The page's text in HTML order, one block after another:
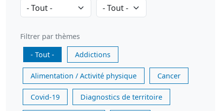
Filtrer par thèmes
- Tout -
Addictions
Alimentation / Activité physique Cancer
Covid-19 Diagnostics de territoire